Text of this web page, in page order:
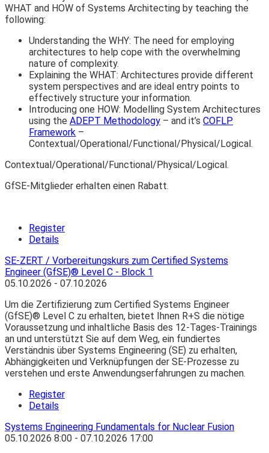
WHAT and HOW of Systems Architecting by teaching the
following:
Understanding the WHY: The need for employing
architectures to help cope with the overwhelming
nature of complexity.
Explaining the WHAT: Architectures provide different
system perspectives and are ideal entry points to
effectively structure your information.
Introducing one HOW: Modelling System Architectures
using the ADEPT Methodology – and it’s COFLP
Framework –
Contextual/Operational/Functional/Physical/Logical.
Contextual/Operational/Functional/Physical/Logical.
GfSE-Mitglieder erhalten einen Rabatt.
Register
Details
SE-ZERT / Vorbereitungskurs zum Certified Systems
Engineer (GfSE)® Level C - Block 1
05.10.2026 - 07.10.2026
Um die Zertifizierung zum Certified Systems Engineer
(GfSE)® Level C zu erhalten, bietet Ihnen R+S die nötige
Voraussetzung und inhaltliche Basis des 12-Tages-Trainings
an und unterstützt Sie auf dem Weg, ein fundiertes
Verständnis über Systems Engineering (SE) zu erhalten,
Abhängigkeiten und Verknüpfungen der SE-Prozesse zu
verstehen und erste Anwendungserfahrungen zu machen.
Register
Details
Systems Engineering Fundamentals for Nuclear Fusion
05.10.2026 8:00 - 07.10.2026 17:00